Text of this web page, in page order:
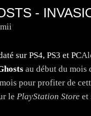
-
au début du mois
pour profiter de
le PlayStation Store et